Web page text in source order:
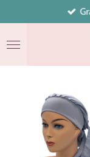
direct
naar
de
hoofdinhoud